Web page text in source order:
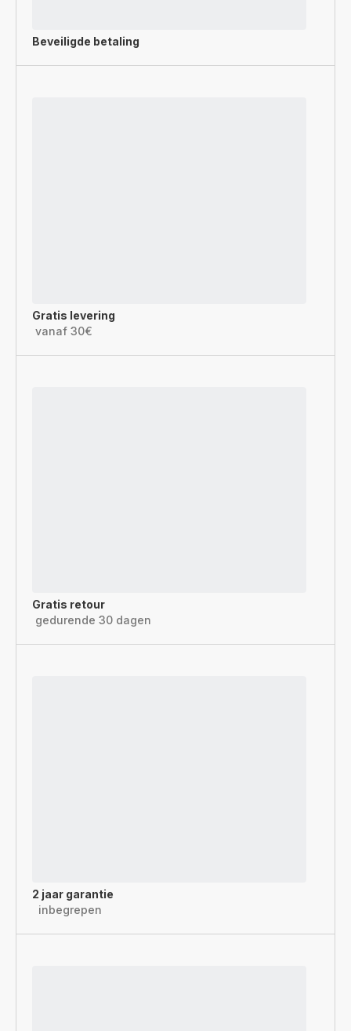
Beveiligde betaling
Gratis levering
vanaf 30€
Gratis retour
gedurende 30 dagen
2 jaar garantie
inbegrepen